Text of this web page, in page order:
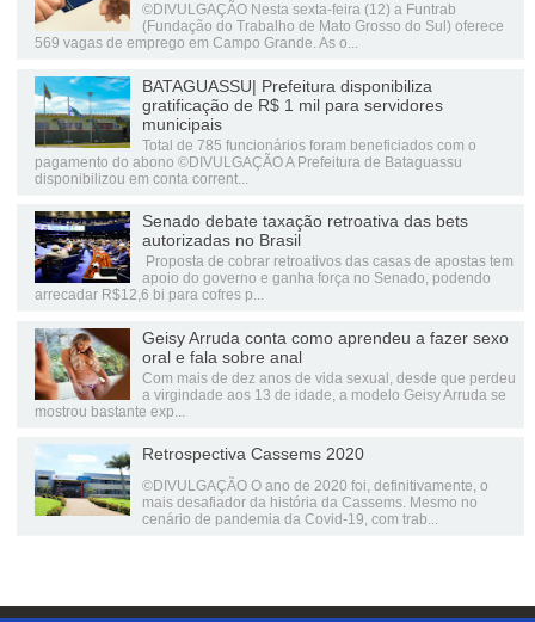
©DIVULGAÇÃO Nesta sexta-feira (12) a Funtrab
(Fundação do Trabalho de Mato Grosso do Sul) oferece
569 vagas de emprego em Campo Grande. As o...
BATAGUASSU| Prefeitura disponibiliza
gratificação de R$ 1 mil para servidores
municipais
Total de 785 funcionários foram beneficiados com o
pagamento do abono ©DIVULGAÇÃO A Prefeitura de Bataguassu
disponibilizou em conta corrent...
Senado debate taxação retroativa das bets
autorizadas no Brasil
Proposta de cobrar retroativos das casas de apostas tem
apoio do governo e ganha força no Senado, podendo
arrecadar R$12,6 bi para cofres p...
Geisy Arruda conta como aprendeu a fazer sexo
oral e fala sobre anal
Com mais de dez anos de vida sexual, desde que perdeu
a virgindade aos 13 de idade, a modelo Geisy Arruda se
mostrou bastante exp...
Retrospectiva Cassems 2020
©DIVULGAÇÃO O ano de 2020 foi, definitivamente, o
mais desafiador da história da Cassems. Mesmo no
cenário de pandemia da Covid-19, com trab...